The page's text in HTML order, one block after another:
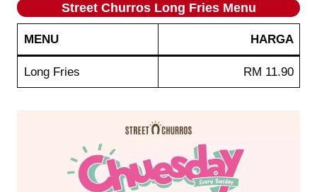
Street Churros Long Fries Menu
MENU HARGA
Long Fries RM 11.90